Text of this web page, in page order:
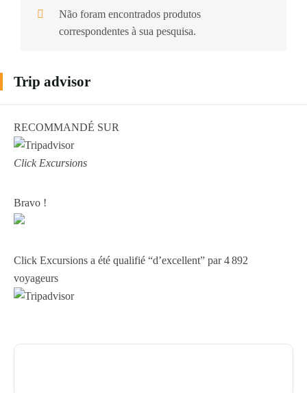
Tours Essaouira
Não foram encontrados produtos
correspondentes à sua pesquisa.
Trip advisor
RECOMMANDÉ SUR
Click Excursions
Bravo !
Click Excursions a été qualifié “d’excellent” par 4 892
voyageurs